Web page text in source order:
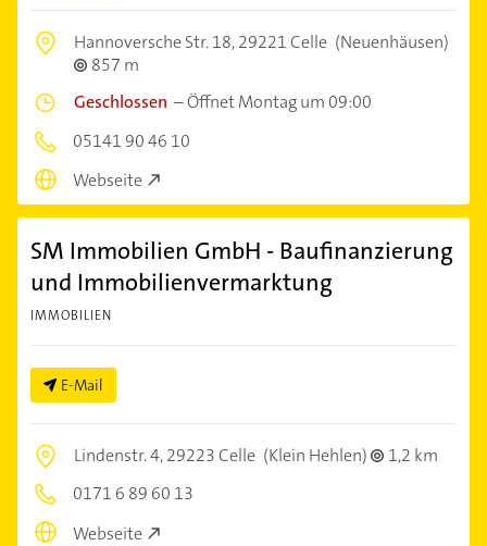
Hannoversche Str. 18,29221 Celle (Neuenhäusen)
857 m
Geschlossen –Öffnet Montag um 09:00
05141 90 46 10
Webseite
SM Immobilien GmbH - Baufinanzierung
und Immobilienvermarktung
IMMOBILIEN
E-Mail
Lindenstr. 4,29223 Celle (Klein Hehlen)
1,2 km
0171 6 89 60 13
Webseite